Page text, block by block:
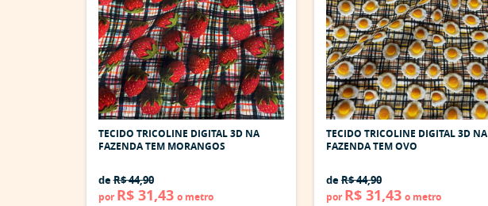
TECIDO TRICOLINE DIGITAL 3D NA
FAZENDA TEM MORANGOS
deR$ 44,90
por R$ 31,43 o metro
TECIDO TRICOLINE DIGITAL 3D NA
FAZENDA TEM OVO
deR$ 44,90
por R$ 31,43 o metro